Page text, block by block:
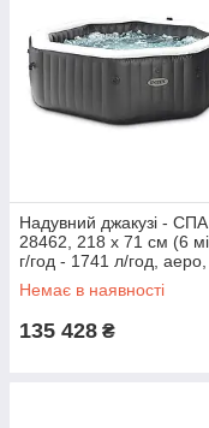
Надувний джакузі -
28462, 218 х 71 см (6
г/год - 1741 л/год, аеро,
гідро)
Немає в наявності
135 428 ₴